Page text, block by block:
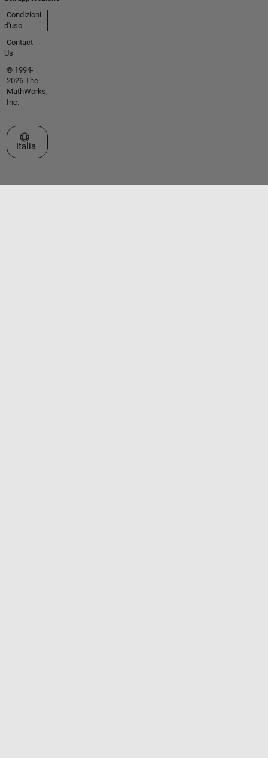
Condizioni
d'uso
Contact
Us
© 1994-
2026 The
MathWorks,
Inc.
Seleziona un sito web
Italia